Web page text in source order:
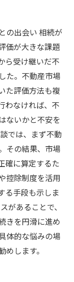
の出会い 相続が
価が大きな課題
ら受け継いだ不
た。不動産市場
た評価方法も複
わなければ、不
ないかと不安を
では、まず不動
その結果、市場
確に算定するた
控除制度を活用
る手段も示しま
があることで、
きを円滑に進め
体的な悩みの場
します。